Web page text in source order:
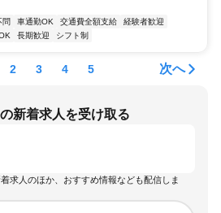
問 車通勤OK 交通費全額支給
経験者歓迎
長期歓迎 シフト制
2 3 4 5 次へ
新着求人を受け取る
求人のほか、おすすめ情報なども配信しま